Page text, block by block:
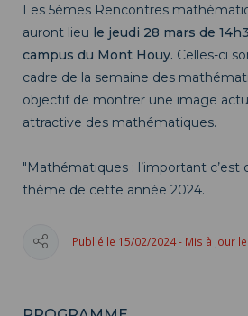
Les 5èmes Rencontres
auront lieu le jeudi 28 mars de
campus du Mont Houy. Celles-ci
cadre de la semaine des
objectif de montrer une image
attractive des mathématiques.
"Mathématiques : l’important c’est
thème de cette année 2024.
Publié le 15/02/2024 - Mis à jour